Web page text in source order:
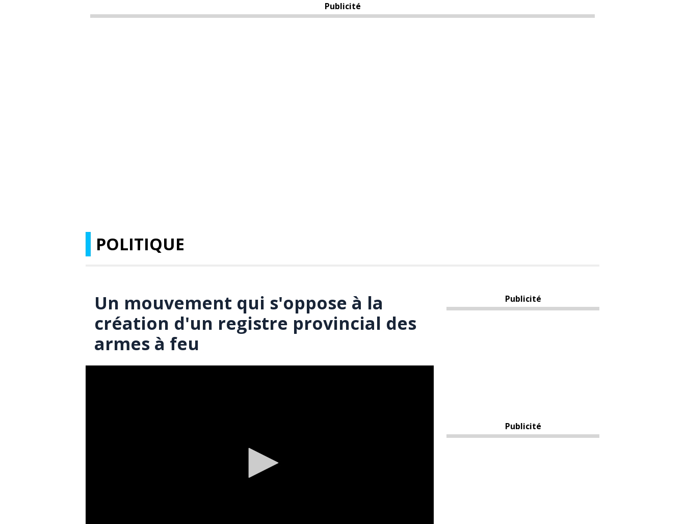
Publicité
POLITIQUE
Un mouvement qui s'oppose à la
création d'un registre provincial des
armes à feu
Publicité
Publicité